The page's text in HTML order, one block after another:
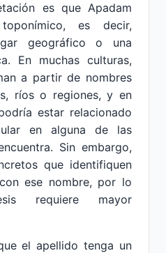
es que Apadam
es decir,
geográfico o una
En muchas culturas,
a partir de nombres
ríos o regiones, y en
estar relacionado
en alguna de las
Sin embargo,
que identifiquen
ese nombre, por lo
requiere mayor
el apellido tenga un